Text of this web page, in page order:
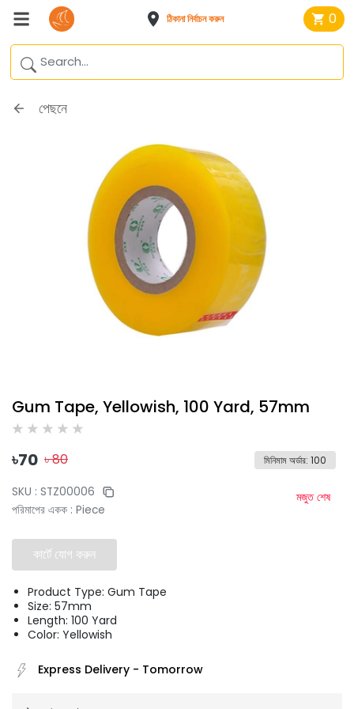
ঠিকানা নির্বাচন করুন 0
পেছনে
Gum Tape, Yellowish, 100 Yard, 57mm
৳70 ৳80 মিনিমাম অর্ডার: 100
SKU : STZ00006
পরিমাপের একক : Piece
মজুত শেষ
কার্টে যোগ করুন
Product Type: Gum Tape
Size: 57mm
Length: 100 Yard
Color: Yellowish
Express Delivery - Tomorrow